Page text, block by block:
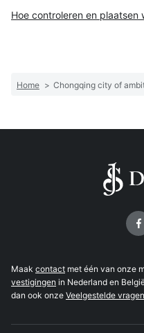
Hoe controleren en plaatsen
Home > Chongqing city of
Maak contact met één van onze
vestigingen in Nederland en
dan ook onze Veelgestelde vragen